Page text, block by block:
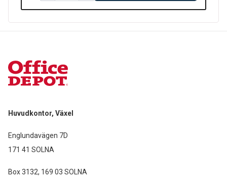
Huvudkontor, Växel
Englundavägen 7D
171 41 SOLNA
Box 3132, 169 03 SOLNA